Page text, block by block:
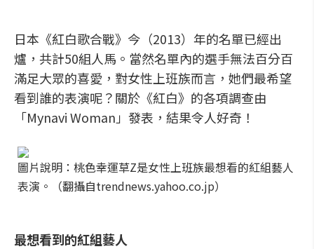
日本《紅白歌合戰》今（2013）年的名單已經出
爐，共計50組人馬。當然名單內的選手無法百分百
滿足大眾的喜愛，對女性上班族而言，她們最希望
看到誰的表演呢？關於《紅白》的各項調查由
「Mynavi Woman」發表，結果令人好奇！
圖片說明：桃色幸運草Z是女性上班族最想看的紅組藝人
表演。（翻攝自trendnews.yahoo.co.jp）
最想看到的紅組藝人